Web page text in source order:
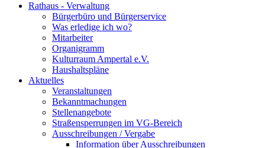
Rathaus - Verwaltung
Bürgerbüro und Bürgerservice
Was erledige ich wo?
Mitarbeiter
Organigramm
Kulturraum Ampertal e.V.
Haushaltspläne
Aktuelles
Veranstaltungen
Bekanntmachungen
Stellenangebote
Straßensperrungen im VG-Bereich
Ausschreibungen / Vergabe
Information über Ausschreibungen